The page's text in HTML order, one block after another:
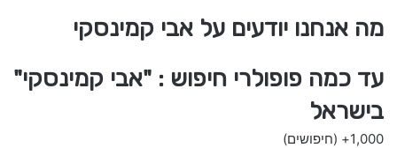
מה אנחנו יודעים על אבי קמינסקי
עד כמה פופולרי חיפוש : "אבי קמינסקי"
בישראל
1,000+ (חיפושים)